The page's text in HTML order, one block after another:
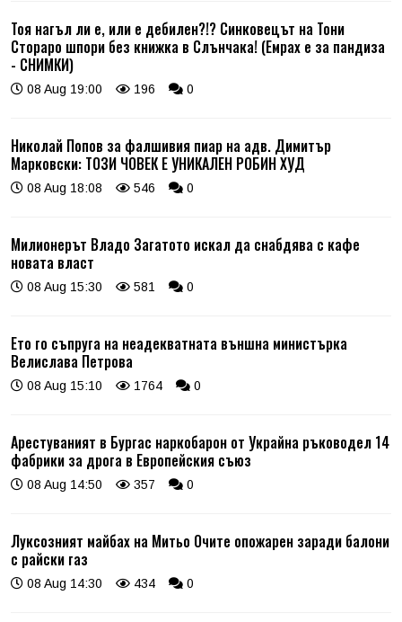
Тоя нагъл ли е, или е дебилен?!? Синковецът на Тони
Стораро шпори без книжка в Слънчака! (Емрах е за пандиза
- СНИМКИ)
08 Aug 19:00 196 0
Николай Попов за фалшивия пиар на адв. Димитър
Марковски: ТОЗИ ЧОВЕК Е УНИКАЛЕН РОБИН ХУД
08 Aug 18:08 546 0
Милионерът Владо Загатото искал да снабдява с кафе
новата власт
08 Aug 15:30 581 0
Ето го съпруга на неадекватната външна министърка
Велислава Петрова
08 Aug 15:10 1764 0
Арестуваният в Бургас наркобарон от Украйна ръководел 14
фабрики за дрога в Европейския съюз
08 Aug 14:50 357 0
Луксозният майбах на Митьо Очите опожарен заради балони
с райски газ
08 Aug 14:30 434 0